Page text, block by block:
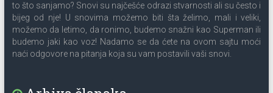
to što sanjamo? Snovi su najčešće odrazi stvarnosti ali su često i
bijeg od nje! U snovima možemo biti šta želimo, mali i veliki,
možemo da letimo, da ronimo, budemo snažni kao Superman ili
budemo jaki kao voz! Nadamo se da ćete na ovom sajtu moći
naći odgovore na pitanja koja su vam postavili vaši snovi.